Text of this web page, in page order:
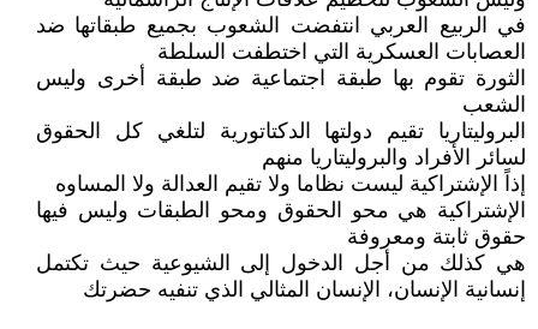
في الربيع العربي انتفضت الشعوب بجميع طبقاتها ضد
العصابات العسكرية التي اختطفت السلطة
الثورة تقوم بها طبقة اجتماعية ضد طبقة أخرى وليس
الشعب
البروليتاريا تقيم دولتها الدكتاتورية لتلغي كل الحقوق
لسائر الأفراد والبروليتاريا منهم
إذاً الإشتراكية ليست نظاما ولا تقيم العدالة ولا المساوه
الإشتراكية هي محو الحقوق ومحو الطبقات وليس فيها
حقوق ثابتة ومعروفة
هي كذلك من أجل الدخول إلى الشيوعية حيث تكتمل
إنسانية الإنسان، الإنسان المثالي الذي تنفيه حضرتك